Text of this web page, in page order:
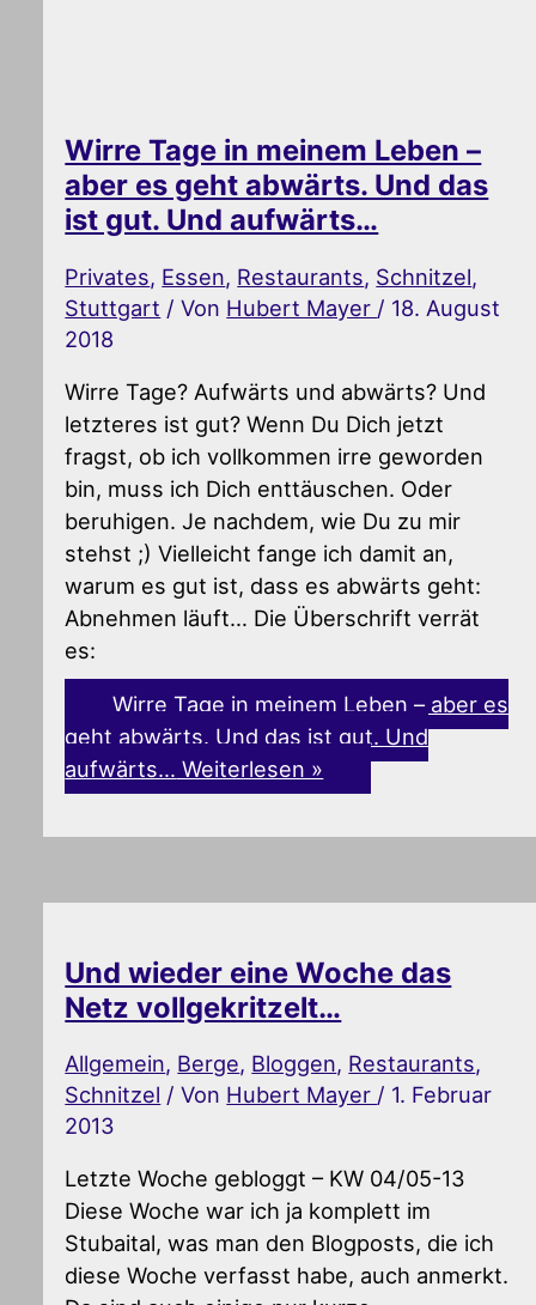
Wirre Tage in meinem Leben –
aber es geht abwärts. Und das
ist gut. Und aufwärts…
Privates, Essen, Restaurants, Schnitzel,
Stuttgart / Von Hubert Mayer / 18. August
2018
Wirre Tage? Aufwärts und abwärts? Und
letzteres ist gut? Wenn Du Dich jetzt
fragst, ob ich vollkommen irre geworden
bin, muss ich Dich enttäuschen. Oder
beruhigen. Je nachdem, wie Du zu mir
stehst ;) Vielleicht fange ich damit an,
warum es gut ist, dass es abwärts geht:
Abnehmen läuft… Die Überschrift verrät
es:
Wirre Tage in meinem Leben – aber es
geht abwärts. Und das ist gut. Und
aufwärts… Weiterlesen »
Und wieder eine Woche das
Netz vollgekritzelt…
Allgemein, Berge, Bloggen, Restaurants,
Schnitzel / Von Hubert Mayer / 1. Februar
2013
Letzte Woche gebloggt – KW 04/05-13
Diese Woche war ich ja komplett im
Stubaital, was man den Blogposts, die ich
diese Woche verfasst habe, auch anmerkt.